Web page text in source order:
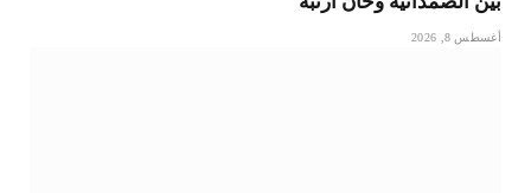
أغسطس 8, 2026